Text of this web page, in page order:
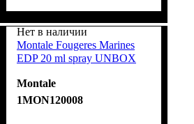
Нет в наличии
Montale Fougeres Marines
EDP 20 ml spray UNBOX
Montale
1MON120008